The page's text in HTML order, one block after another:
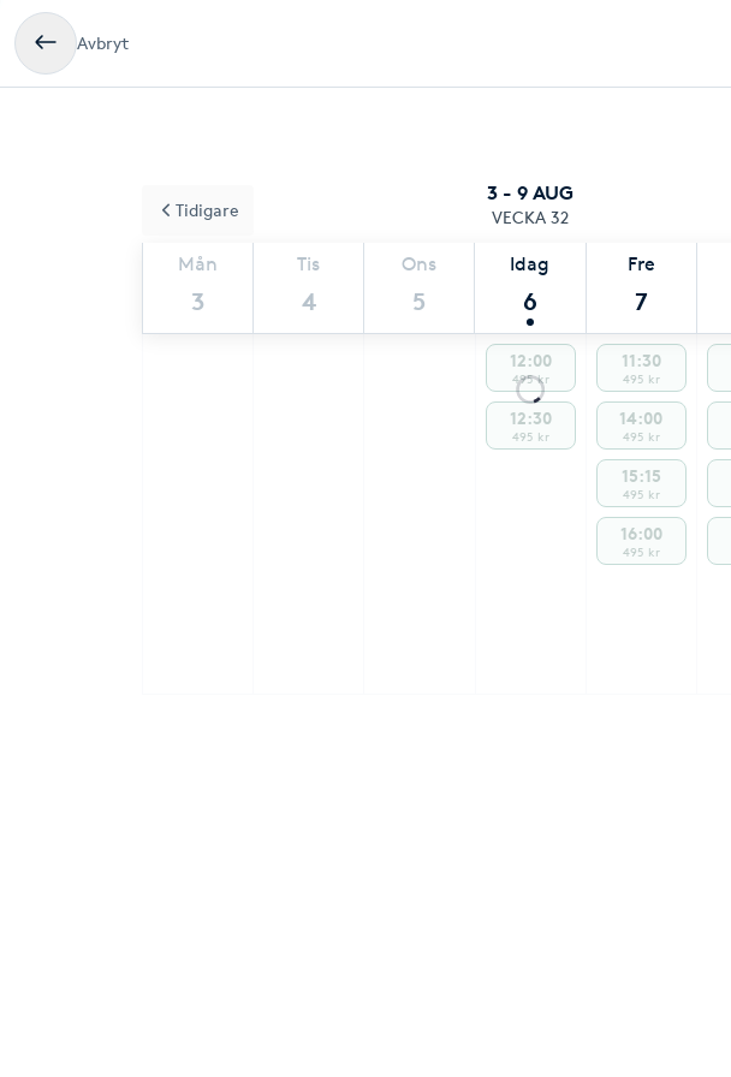
Avbryt
3 - 9 AUG
VECKA 32
Mån
3
Tis
4
Ons
5
Idag
6
Fre
7
Tidigare
12:00
495 kr
12:30
495 kr
11:30
495 kr
14:00
495 kr
15:15
495 kr
16:00
495 kr